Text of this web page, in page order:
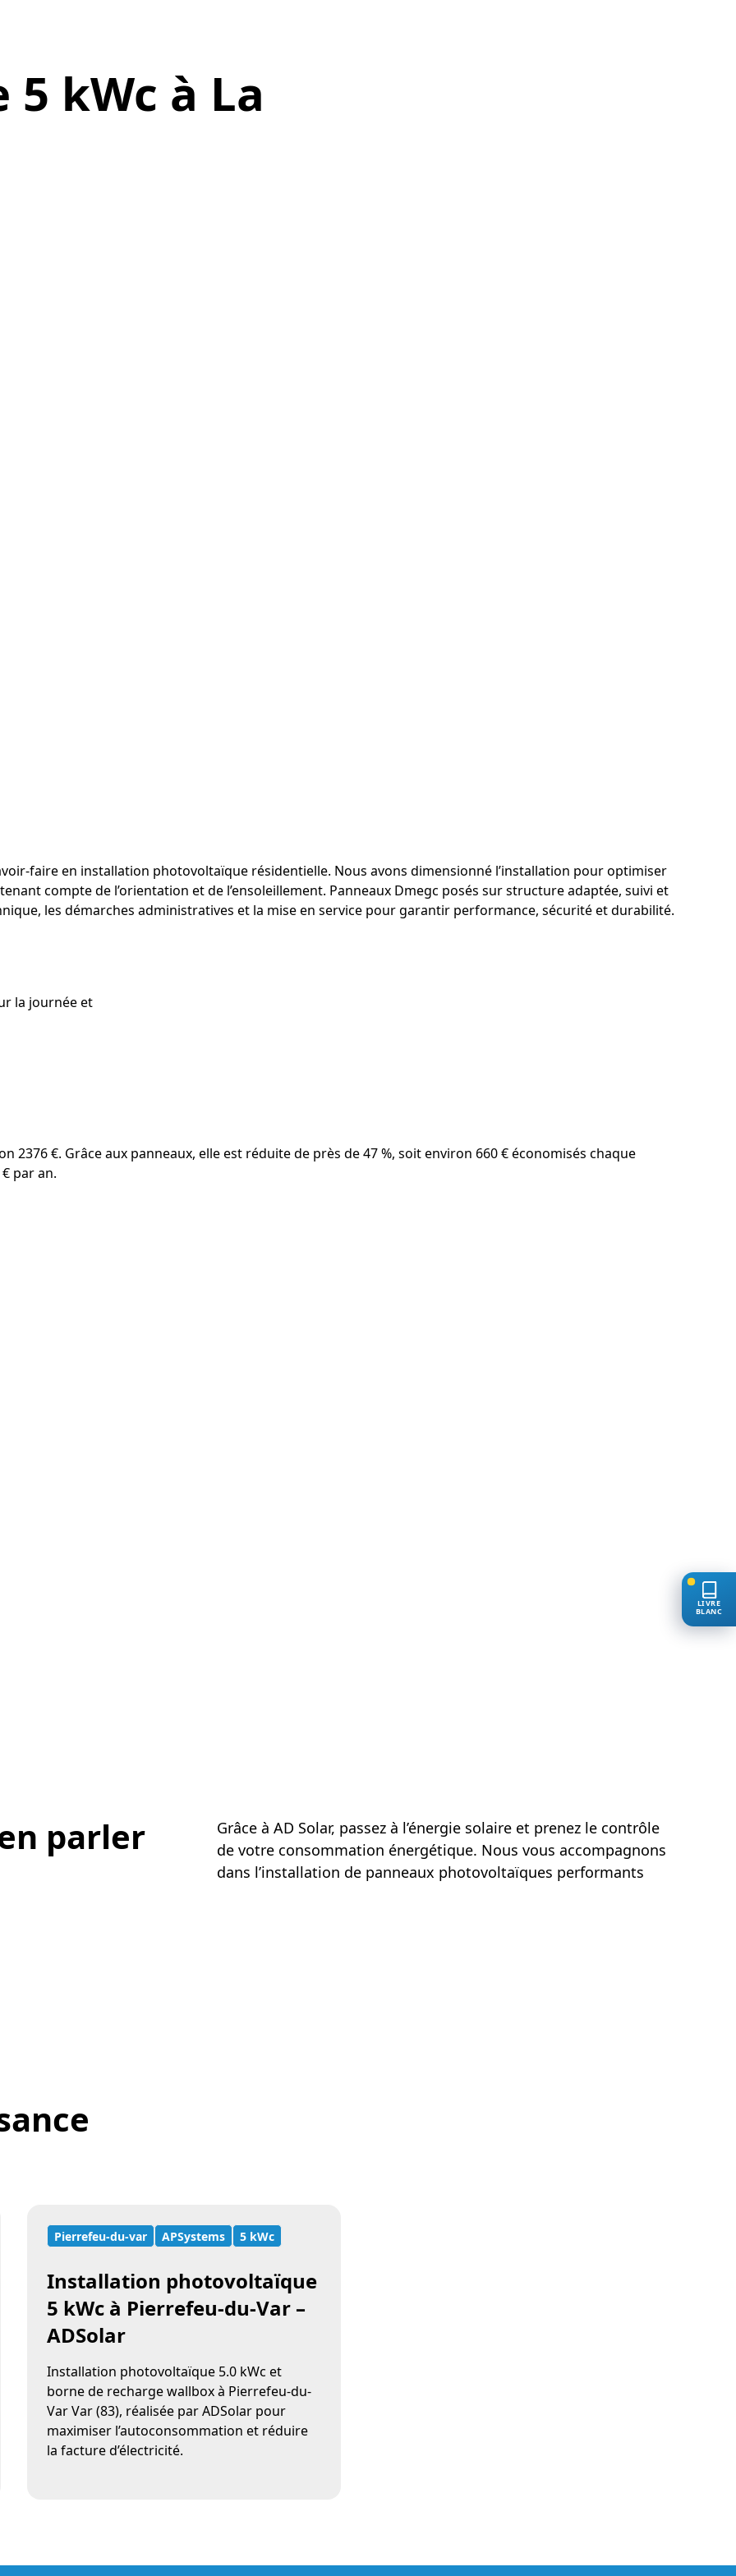
kWc à La
en installation photovoltaïque résidentielle. Nous avons dimensionné l’installation pour optimiser
compte de l’orientation et de l’ensoleillement. Panneaux Dmegc posés sur structure adaptée, suivi et
les démarches administratives et la mise en service pour garantir performance, sécurité et durabilité.
la journée et
2376 €. Grâce aux panneaux, elle est réduite de près de 47 %, soit environ 660 € économisés chaque
par an.
parler
Grâce à AD Solar, passez à l’énergie solaire et prenez le contrôle
de votre consommation énergétique. Nous vous accompagnons
dans l’installation de panneaux photovoltaïques performants
Pierrefeu-du-var APSystems 5 kWc
Installation photovoltaïque
5 kWc à Pierrefeu-du-Var –
ADSolar
Installation photovoltaïque 5.0 kWc et
borne de recharge wallbox à Pierrefeu-du-
Var Var (83), réalisée par ADSolar pour
maximiser l’autoconsommation et réduire
la facture d’électricité.
LIVRE
BLANC